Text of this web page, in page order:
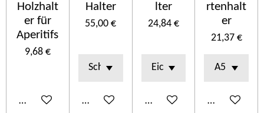
Holzhalt
er für
Aperitifs
9,68 €
In den Warenkorb
Halter
55,00 €
Details anzeigen
lter
24,84 €
In den Warenkorb
rtenhalt
er
21,37 €
In den